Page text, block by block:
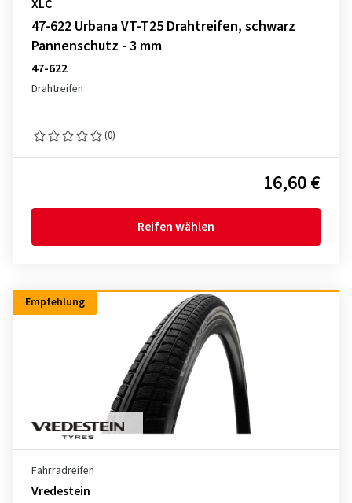
XLC
47-622 Urbana VT-T25 Drahtreifen, schwarz
Pannenschutz - 3 mm
47-622
Drahtreifen
(0)
16,60 €
Reifen wählen
Empfehlung
Fahrradreifen
Vredestein